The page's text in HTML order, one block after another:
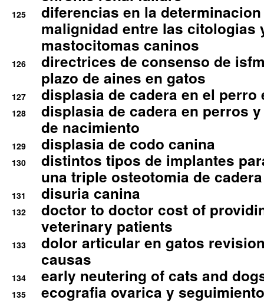
125
diferencias en la
malignidad entre las citologias
mastocitomas caninos
126
directrices de consenso de
plazo de aines en gatos
127 displasia de cadera en el perro
128
displasia de cadera en perros
de nacimiento
129 displasia de codo canina
130
distintos tipos de implantes
una triple osteotomia de cadera
131 disuria canina
132
doctor to doctor cost of
veterinary patients
133
dolor articular en gatos
causas
134 early neutering of cats and
135
ecografia ovarica y